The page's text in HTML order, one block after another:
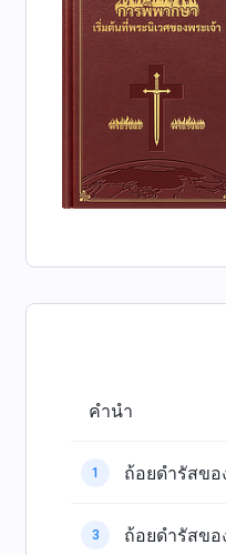
คำนำ
1 ถ้อยดำรัสข
3 ถ้อยดำรัสข